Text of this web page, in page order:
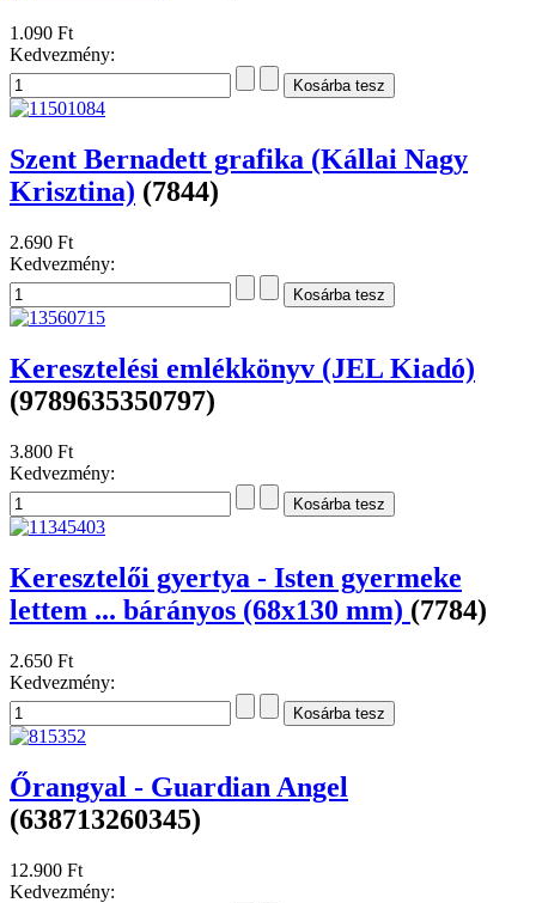
1.090 Ft
Kedvezmény:
Szent Bernadett grafika (Kállai Nagy
Krisztina) (7844)
2.690 Ft
Kedvezmény:
Keresztelési emlékkönyv (JEL Kiadó)
(9789635350797)
3.800 Ft
Kedvezmény:
Keresztelői gyertya - Isten gyermeke
lettem ... bárányos (68x130 mm) (7784)
2.650 Ft
Kedvezmény:
Őrangyal - Guardian Angel
(638713260345)
12.900 Ft
Kedvezmény: